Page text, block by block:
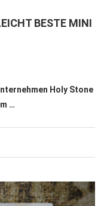
BESTE MINI
Holy Stone
…